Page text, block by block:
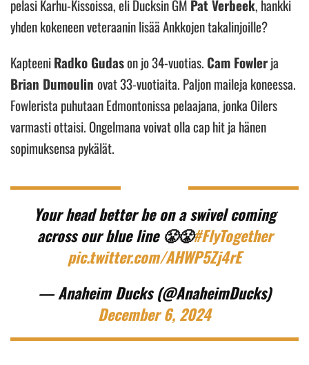
pelasi Karhu-Kissoissa, eli Ducksin GM Pat Verbeek, hankki
yhden kokeneen veteraanin lisää Ankkojen takalinjoille?
KapteeniRadko Gudason jo 34-vuotias. Cam Fowlerja
Brian Dumoulin ovat 33-vuotiaita. Paljon maileja koneessa.
Fowlerista puhutaan Edmontonissa pelaajana, jonka Oilers
varmasti ottaisi. Ongelmana voivat olla cap hit ja hänen
sopimuksensa pykälät.
Your head better be on a swivel coming
across our blue line 😤😤#FlyTogether
pic.twitter.com/AHWP5Zj4rE
— Anaheim Ducks (@AnaheimDucks)
December 6, 2024